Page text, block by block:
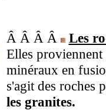
Â Â Â Â
Les
Elles
minéraux en
s'agit des roches
les granites.